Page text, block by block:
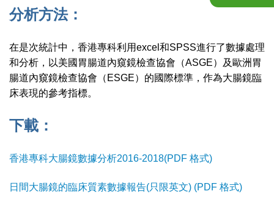
分析方法：
在是次統計中，香港專科利用excel和SPSS進行了數據處理
和分析，以美國胃腸道內窺鏡檢查協會（ASGE）及歐洲胃
腸道內窺鏡檢查協會（ESGE）的國際標準，作為大腸鏡臨
床表現的參考指標。
下載：
香港專科大腸鏡數據分析2016-2018(PDF 格式)
日間大腸鏡的臨床質素數據報告(只限英文) (PDF 格式)